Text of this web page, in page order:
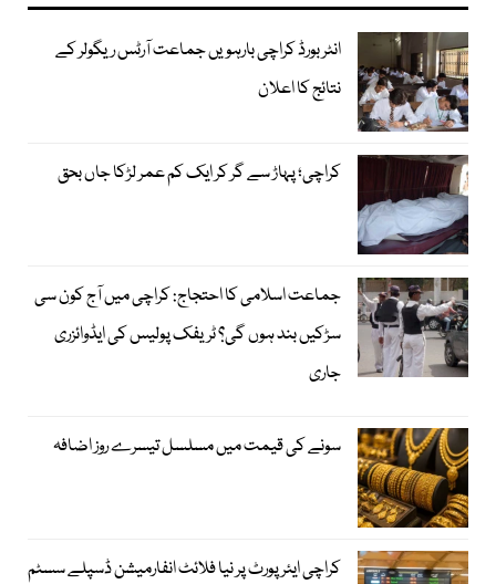
انٹر بورڈ کراچی بارہویں جماعت آرٹس ریگولر کے
نتائج کا اعلان
کراچی؛ پہاڑ سے گر کر ایک کم عمر لڑکا جاں بحق
جماعت اسلامی کا احتجاج: کراچی میں آج کون سی
سڑکیں بند ہوں گی؟ ٹریفک پولیس کی ایڈوائزری
جاری
سونے کی قیمت میں مسلسل تیسرے روز اضافہ
کراچی ایئرپورٹ پر نیا فلائٹ انفارمیشن ڈسپلے سسٹم